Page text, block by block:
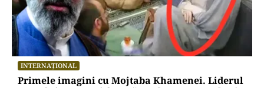
INTERNAȚIONAL
Primele imagini cu Mojtaba Khamenei. Liderul